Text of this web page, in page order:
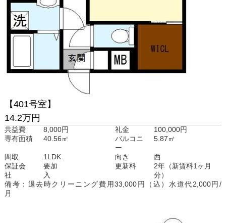
【401号室】
14.2万円
共益費 8,000円 礼金
100,000円
専有面積
40.56㎡
バルコニ
ー
5.87㎡
間取 1LDK 向き
西
保証会
社
要加
入
更新料
2年（新賃料1ヶ月
分）
備考：退去時クリーニング費用33,000円（込）水道代2,000円/
月